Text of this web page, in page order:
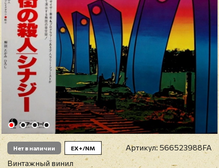
Нет в наличии EX+/NM Артикул:566523988FA
Винтажный винил